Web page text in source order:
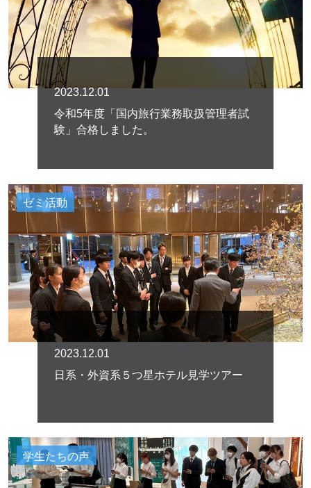
2023.12.01
令和5年度「国内旅行業務取扱管理者試
験」合格しました。
ゼミ活動
2023.12.01
日系・外資系５つ星ホテル見学ツアー
学生たちの声